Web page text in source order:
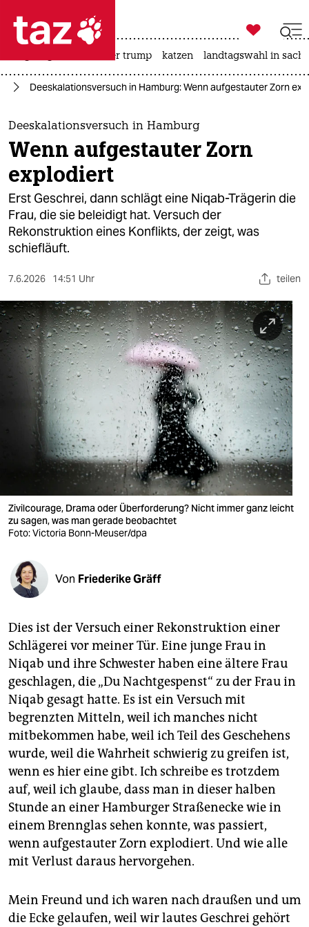
 taz zahl ich
taz zahl ich
themen
politik
öko
gesellschaft
kultur
sport
berlin
nord
wahrheit
verlag
verlag
veranstaltungen
fragen & hilfe
unterstützen
abo
genossenschaft
epaper login

taz zahl ich
usa unter trump katzen landtagswahl in
Deeskalationsversuch in Hamburg: Wenn aufgestauter Zorn
Deeskalationsversuch in Hamburg
Wenn aufgestauter Zorn
explodiert
Erst Geschrei, dann schlägt eine Niqab-Trägerin die
Frau, die sie beleidigt hat. Versuch der
Rekonstruktion eines Konflikts, der zeigt, was
schiefläuft.
7.6.2026 14:51 Uhr teilen
Zivilcourage, Drama oder Überforderung? Nicht immer ganz leicht
zu sagen, was man gerade beobachtet
Foto: Victoria Bonn-Meuser/dpa
Von Friederike Gräff
Dies ist der Versuch einer Rekonstruktion einer
Schlägerei vor meiner Tür. Eine junge Frau in
Niqab und ihre Schwester haben eine ältere Frau
geschlagen, die „Du Nachtgespenst“ zu der Frau in
Niqab gesagt hatte. Es ist ein Versuch mit
begrenzten Mitteln, weil ich manches nicht
mitbekommen habe, weil ich Teil des Geschehens
wurde, weil die Wahrheit schwierig zu greifen ist,
wenn es hier eine gibt. Ich schreibe es trotzdem
auf, weil ich glaube, dass man in dieser halben
Stunde an einer Hamburger Straßenecke wie in
einem Brennglas sehen konnte, was passiert,
wenn aufgestauter Zorn explodiert. Und wie alle
mit Verlust daraus hervorgehen.
Mein Freund und ich waren nach draußen und um
die Ecke gelaufen, weil wir lautes Geschrei gehört